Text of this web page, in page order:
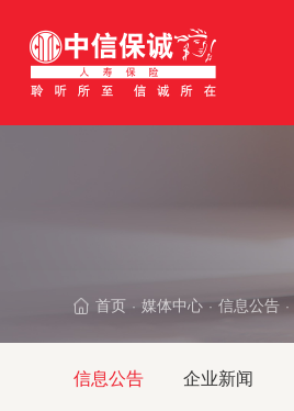
首页 · 媒体中心 · 信息公告 ·
信息公告 企业新闻